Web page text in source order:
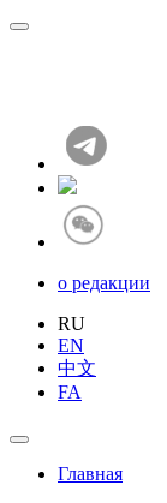
о редакции
RU
EN
中文
FA
Главная